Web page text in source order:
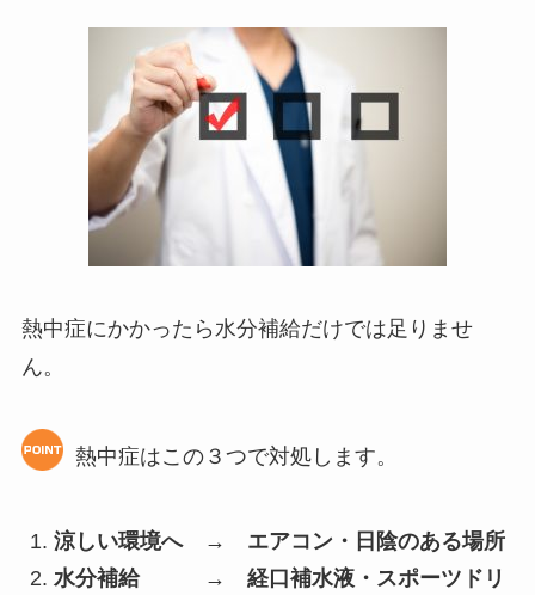
熱中症にかかったら水分補給だけでは足りませ
ん。
熱中症はこの３つで対処します。
涼しい環境へ → エアコン・日陰のある場所
水分補給 → 経口補水液・スポーツドリ